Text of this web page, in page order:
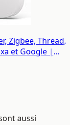
Zigbee, Thread,
et Google |
aussi